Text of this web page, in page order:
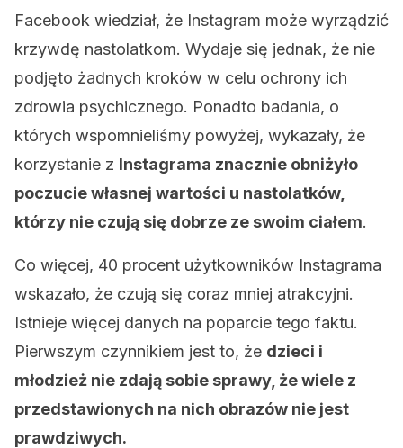
Facebook wiedział, że Instagram może wyrządzić
krzywdę nastolatkom. Wydaje się jednak, że nie
podjęto żadnych kroków w celu ochrony ich
zdrowia psychicznego. Ponadto badania, o
których wspomnieliśmy powyżej, wykazały, że
korzystanie z Instagrama znacznie obniżyło
poczucie własnej wartości u nastolatków,
którzy nie czują się dobrze ze swoim ciałem.
Co więcej, 40 procent użytkowników Instagrama
wskazało, że czują się coraz mniej atrakcyjni.
Istnieje więcej danych na poparcie tego faktu.
Pierwszym czynnikiem jest to, że dzieci i
młodzież nie zdają sobie sprawy, że wiele z
przedstawionych na nich obrazów nie jest
prawdziwych.